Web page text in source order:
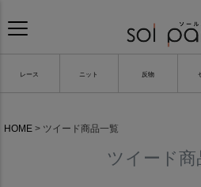
レース ニット 反物
HOME ツイード商品一覧
ツイード商